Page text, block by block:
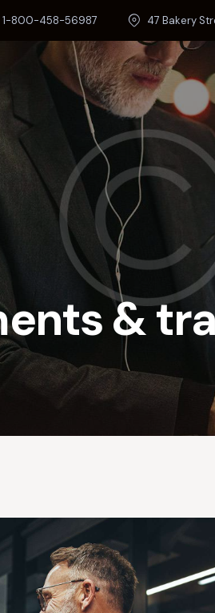
1-800-458-56987 47 Bakery
&